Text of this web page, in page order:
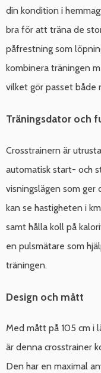
din kondition i
bra för att träna de
påfrestning som
kombinera träningen
vilket gör passet både
Träningsdator och
Crosstrainern är
automatisk start- och
visningslägen som ger
kan se hastigheten i
samt hålla koll på
en pulsmätare som
träningen.
Design och mått
Med mått på 105 cm i
är denna crosstrainer
Den har en maximal